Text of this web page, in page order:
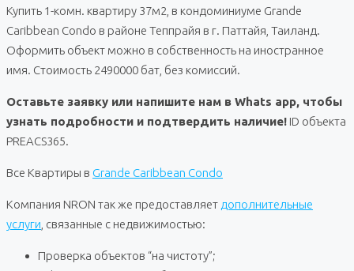
Купить 1-комн. квартиру 37м2, в кондоминиуме Grande
Caribbean Condo в районе Теппрайя в г. Паттайя, Таиланд.
Оформить объект можно в собственность на иностранное
имя. Стоимость 2490000 бат, без комиссий.
Оставьте заявку или напишите нам в Whats app, чтобы
узнать подробности и подтвердить наличие! ID объекта
PREACS365.
Все Квартиры в Grande Caribbean Condo
Компания NRON так же предоставляет дополнительные
услуги , связанные с недвижимостью:
Проверка объектов “на чистоту”;